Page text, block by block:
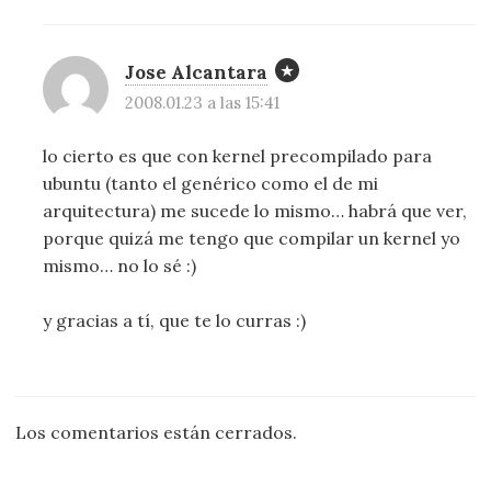
Jose Alcantara
2008.01.23 a las 15:41
lo cierto es que con kernel precompilado para
ubuntu (tanto el genérico como el de mi
arquitectura) me sucede lo mismo… habrá que ver,
porque quizá me tengo que compilar un kernel yo
mismo… no lo sé :)
y gracias a tí, que te lo curras :)
Los comentarios están cerrados.